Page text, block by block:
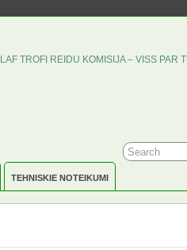
LAF TROFI REIDU KOMISIJA – VISS PAR
TEHNISKIE NOTEIKUMI